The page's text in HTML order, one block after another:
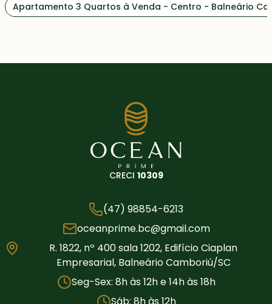
Apartamento 3 Quartos à Venda - Centro - Balneário
CRECI 10309
(47) 98854-6213
oceanprime.bc@gmail.com
R. 1822, nº 400 sala 1202, Edifício Ciaplan
Empresarial, Balneário Camboriú/SC
Seg-Sex: 8h às 12h e 14h às 18h
Sáb: 8h às 12h